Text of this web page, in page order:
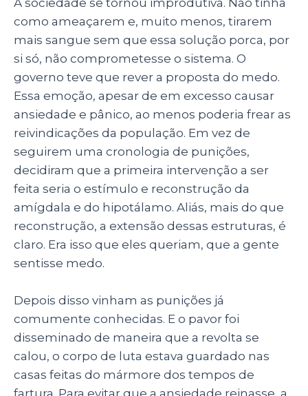
como ameaçarem e, muito menos, tirarem
mais sangue sem que essa solução porca, por
si só, não comprometesse o sistema. O
governo teve que rever a proposta do medo.
Essa emoção, apesar de em excesso causar
ansiedade e pânico, ao menos poderia frear as
reivindicações da população. Em vez de
seguirem uma cronologia de punições,
decidiram que a primeira intervenção a ser
feita seria o estímulo e reconstrução da
amígdala e do hipotálamo. Aliás, mais do que
reconstrução, a extensão dessas estruturas, é
claro. Era isso que eles queriam, que a gente
sentisse medo.
Depois disso vinham as punições já
comumente conhecidas. E o pavor foi
disseminado de maneira que a revolta se
calou, o corpo de luta estava guardado nas
casas feitas do mármore dos tempos de
fartura. Para evitar que a ansiedade reinasse, a